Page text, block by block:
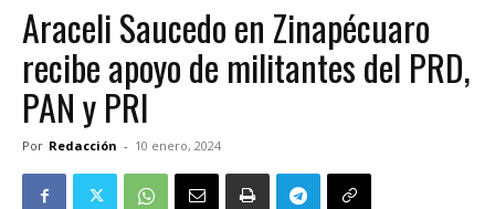
Araceli Saucedo en Zinapécuaro
recibe apoyo de militantes del PRD,
PAN y PRI
Por Redacción - 10 enero, 2024